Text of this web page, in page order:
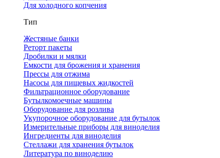
Для холодного копчения
Тип
Жестяные банки
Реторт пакеты
Дробилки и мялки
Емкости для брожения и хранения
Прессы для отжима
Насосы для пищевых жидкостей
Фильтрационное оборудование
Бутылкомоечные машины
Оборудование для розлива
Укупорочное оборудование для бутылок
Измерительные приборы для виноделия
Ингредиенты для виноделия
Стеллажи для хранения бутылок
Литература по виноделию